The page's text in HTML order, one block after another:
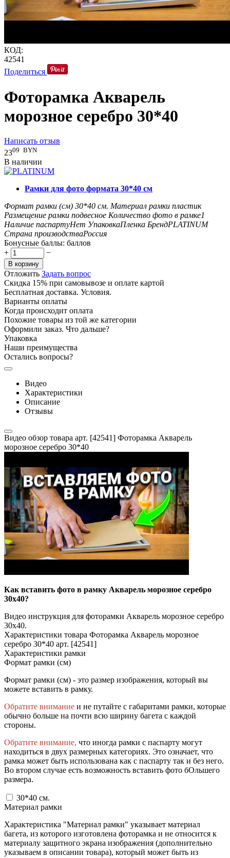
КОД:
42541
Поделиться
Фоторамка Акварель
морозное серебро 30*40
Написать отзыв
2309 BYN
В наличии
Рамки для фото формата 30*40 см
Формат рамки (см) 30*40 см. Материал рамки пластик
Размещение рамки подвесное Количество фото в рамке1
Наличие паспартуНет УпаковкаПленка БрендPLATINUM
Страна производстваРоссия
Бонусные баллы: баллов
+
−
В корзину
Отложить Задать вопрос
Скидка 15% при самовывозе и оплате картой
Бесплатная доставка. Условия.
Варианты оплаты
Когда происходит оплата
Похожие товары из той же категории
Оформили заказ. Что дальше?
Упаковка
Наши преимущества
Остались вопросы?
Видео
Характеристики
Описание
Отзывы
Видео обзор товара арт. [42541] Фоторамка Акварель
морозное серебро 30*40
Как вставить фото в рамку Акварель морозное серебро
30x40?
Видео инструкция для фоторамки Акварель морозное серебро
30x40.
Характеристики товара Фоторамка Акварель морозное
серебро 30*40 арт. [42541]
Характеристики рамки
Формат рамки (см)
Формат рамки (см) - это размер изображения, который вы
можете вставить в рамку.
Обратите внимание и не путайте с габаритами рамки, которые
обычно больше на почти всю ширину багета с каждой
стороны.
Обратите внимание, что иногда рамки с паспарту могут
находиться в двух размерных категориях. Это означает, что
рамка может быть использована как с паспарту так и без него.
Во втором случае есть возможность вставить фото бОльшего
размера.
30*40 см.
Материал рамки
Характеристика "Материал рамки" указывает материал
багета, из которого изготовлена фоторамка и не относится к
материалу защитного экрана изображения (дополнительно
указываем в описании товара), который может быть из